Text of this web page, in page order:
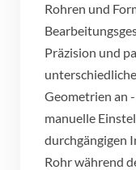
Rohren und
Präzision und
Geometrien an
manuelle
durchgängigen
Rohr während